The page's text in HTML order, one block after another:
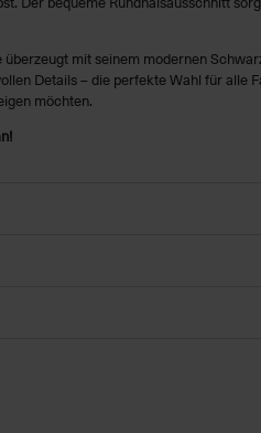
mit seinem modernen
Details – die perfekte Wahl für alle
möchten.